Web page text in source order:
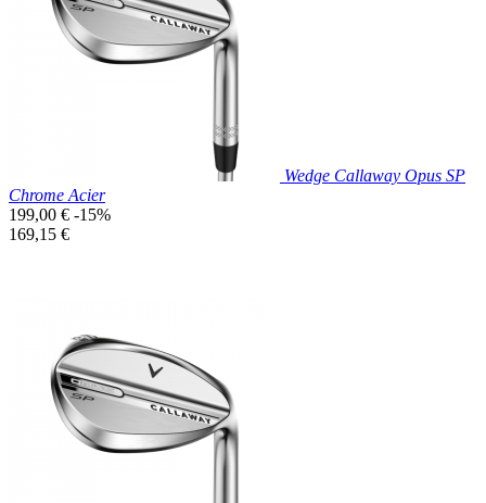
Wedge Callaway Opus SP
Chrome Acier
Prix
de
199,00 € -15%
Prix
169,15 €
Aperçu rapide